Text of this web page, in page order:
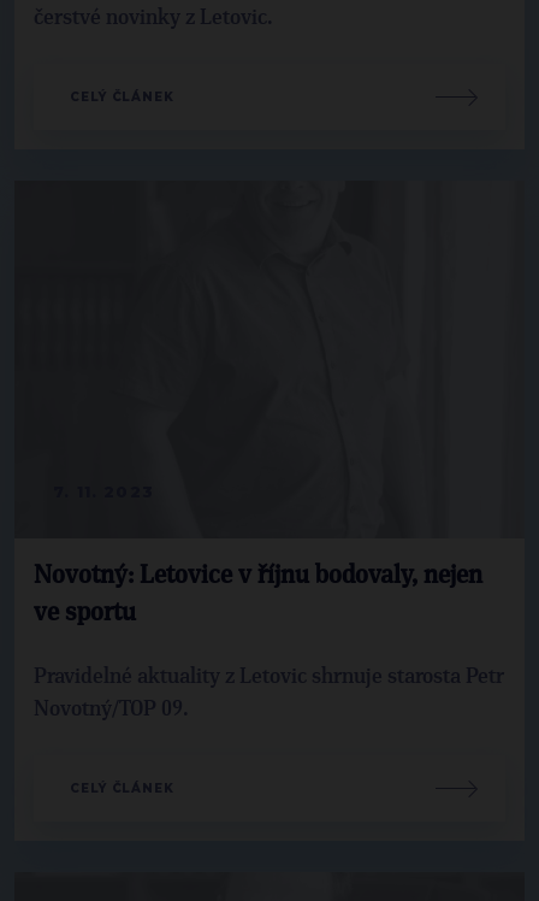
čerstvé novinky z Letovic.
CELÝ ČLÁNEK
Novotný: Letovice v říjnu bodovaly, nejen
ve sportu
Pravidelné aktuality z Letovic shrnuje starosta Petr
Novotný/TOP 09.
CELÝ ČLÁNEK